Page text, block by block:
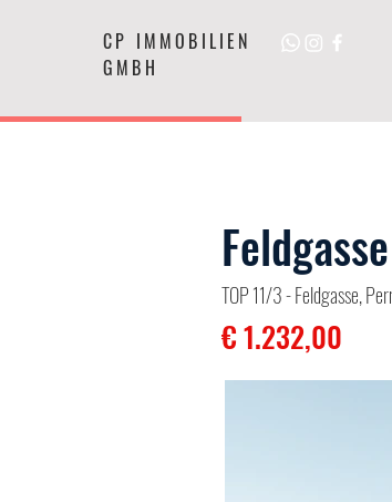
CP IMMOBILIEN
GMBH
TOP 11/3 - Feldgasse,
€ 1.232,00